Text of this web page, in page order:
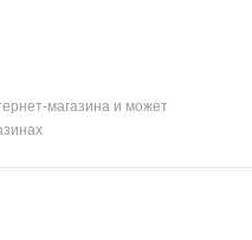
магазина и может